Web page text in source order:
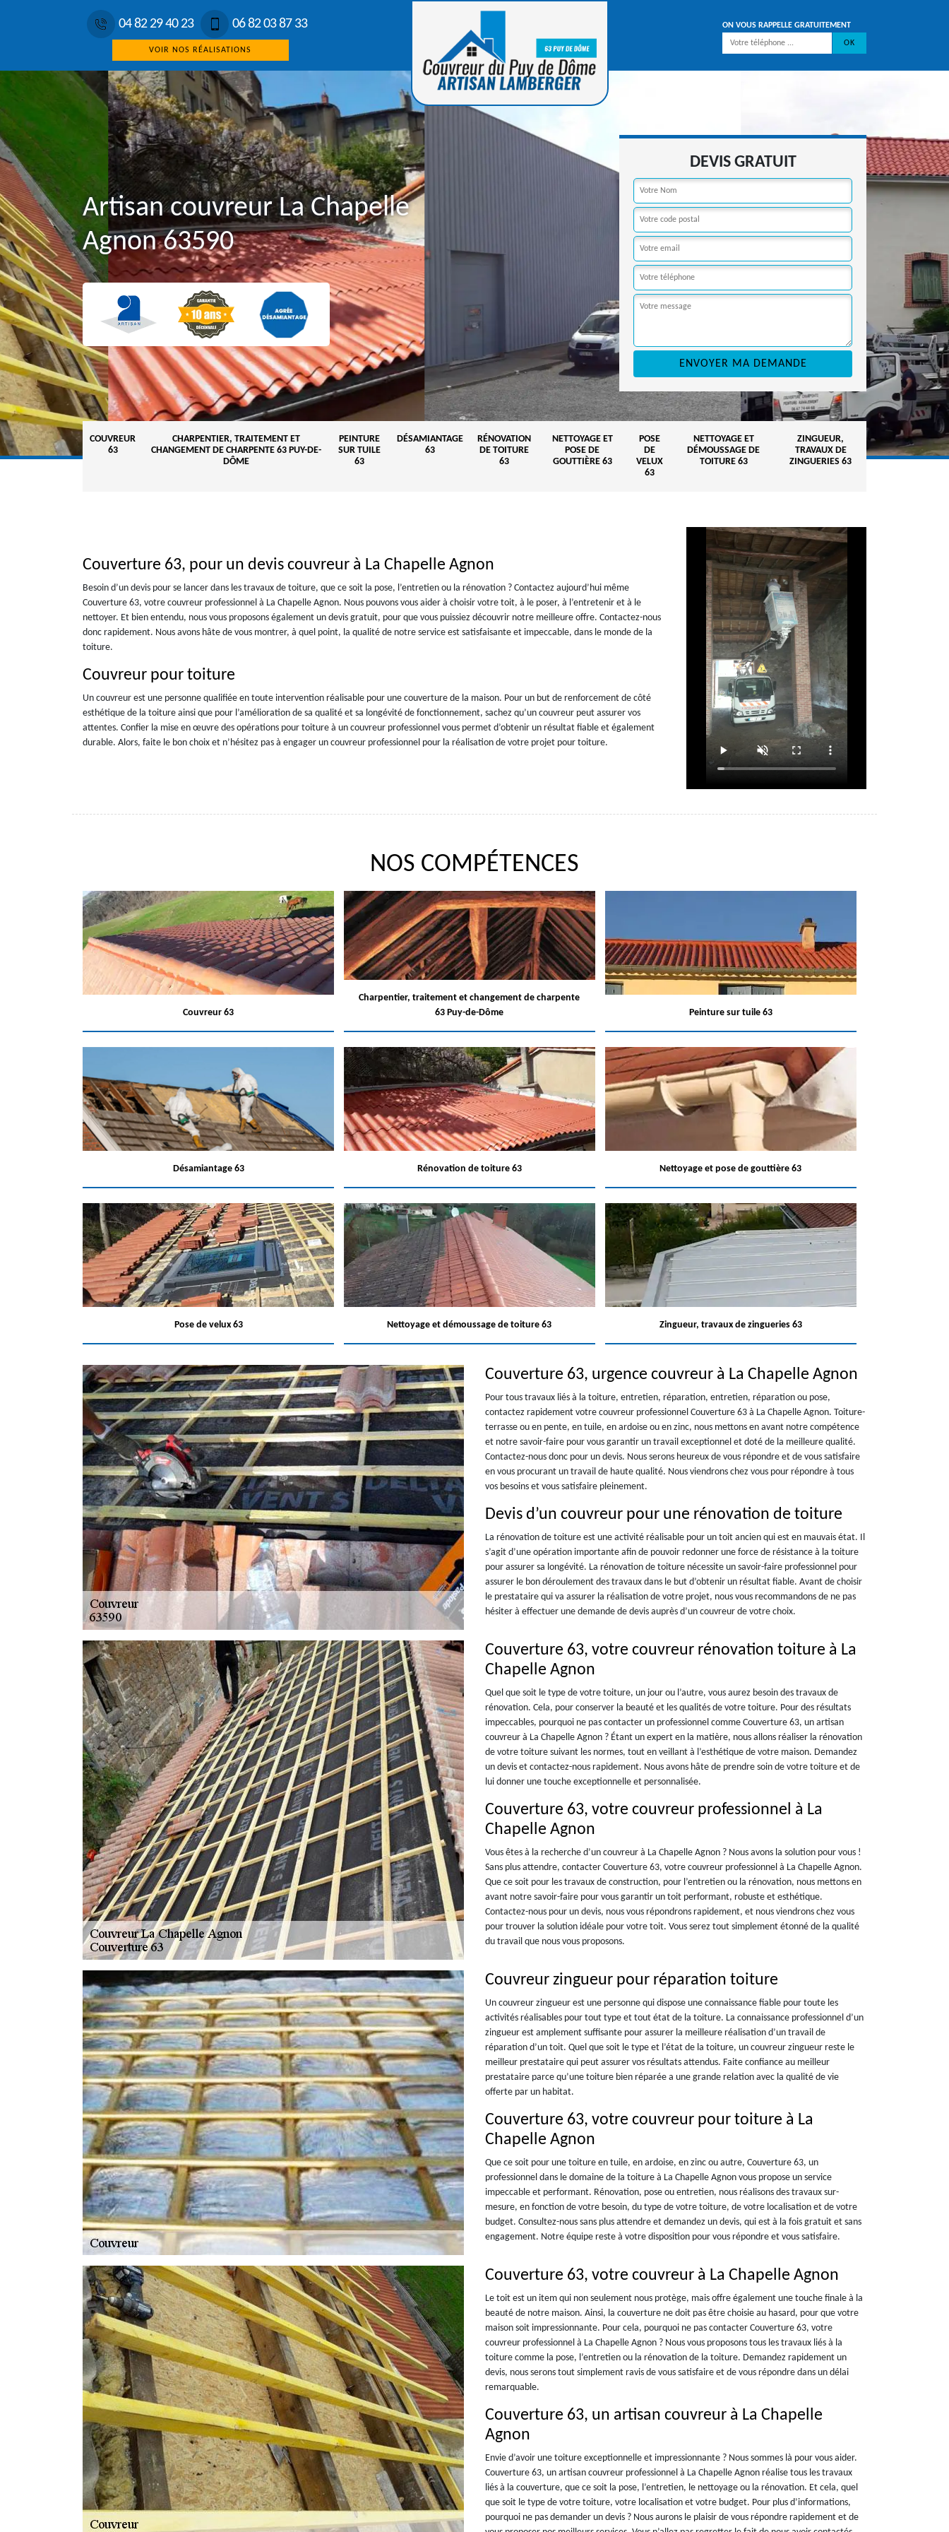
04 82 29 40 23 06 82 03 87 33
VOIR NOS RÉALISATIONS
ON VOUS RAPPELLE GRATUITEMENT
Artisan couvreur La Chapelle
Agnon 63590
DEVIS GRATUIT
COUVREUR
63
CHARPENTIER, TRAITEMENT ET
CHANGEMENT DE CHARPENTE 63 PUY-DE-
DÔME
PEINTURE
SUR TUILE
63
DÉSAMIANTAGE
63
RÉNOVATION
DE TOITURE
63
NETTOYAGE ET
POSE DE
GOUTTIÈRE 63
POSE
DE
VELUX
63
NETTOYAGE ET
DÉMOUSSAGE DE
TOITURE 63
ZINGUEUR,
TRAVAUX DE
ZINGUERIES 63
Couverture 63, pour un devis couvreur à La Chapelle Agnon
Besoin d’un devis pour se lancer dans les travaux de toiture, que ce soit la pose, l’entretien ou la rénovation ? Contactez aujourd’hui même
Couverture 63, votre couvreur professionnel à La Chapelle Agnon. Nous pouvons vous aider à choisir votre toit, à le poser, à l’entretenir et à le
nettoyer. Et bien entendu, nous vous proposons également un devis gratuit, pour que vous puissiez découvrir notre meilleure offre. Contactez-nous
donc rapidement. Nous avons hâte de vous montrer, à quel point, la qualité de notre service est satisfaisante et impeccable, dans le monde de la
toiture.
Couvreur pour toiture
Un couvreur est une personne qualifiée en toute intervention réalisable pour une couverture de la maison. Pour un but de renforcement de côté
esthétique de la toiture ainsi que pour l’amélioration de sa qualité et sa longévité de fonctionnement, sachez qu’un couvreur peut assurer vos
attentes. Confier la mise en œuvre des opérations pour toiture à un couvreur professionnel vous permet d’obtenir un résultat fiable et également
durable. Alors, faite le bon choix et n’hésitez pas à engager un couvreur professionnel pour la réalisation de votre projet pour toiture.
NOS COMPÉTENCES
Couvreur 63
Charpentier, traitement et changement de charpente
63 Puy-de-Dôme
Peinture sur tuile 63
Désamiantage 63 Rénovation de toiture 63 Nettoyage et pose de gouttière 63
Pose de velux 63 Nettoyage et démoussage de toiture 63 Zingueur, travaux de zingueries 63
Couverture 63, urgence couvreur à La Chapelle Agnon
Pour tous travaux liés à la toiture, entretien, réparation, entretien, réparation ou pose,
contactez rapidement votre couvreur professionnel Couverture 63 à La Chapelle Agnon. Toiture-
terrasse ou en pente, en tuile, en ardoise ou en zinc, nous mettons en avant notre compétence
et notre savoir-faire pour vous garantir un travail exceptionnel et doté de la meilleure qualité.
Contactez-nous donc pour un devis. Nous serons heureux de vous répondre et de vous satisfaire
en vous procurant un travail de haute qualité. Nous viendrons chez vous pour répondre à tous
vos besoins et vous satisfaire pleinement.
Devis d’un couvreur pour une rénovation de toiture
La rénovation de toiture est une activité réalisable pour un toit ancien qui est en mauvais état. Il
s’agit d’une opération importante afin de pouvoir redonner une force de résistance à la toiture
pour assurer sa longévité. La rénovation de toiture nécessite un savoir-faire professionnel pour
assurer le bon déroulement des travaux dans le but d’obtenir un résultat fiable. Avant de choisir
le prestataire qui va assurer la réalisation de votre projet, nous vous recommandons de ne pas
hésiter à effectuer une demande de devis auprès d’un couvreur de votre choix.
Couverture 63, votre couvreur rénovation toiture à La
Chapelle Agnon
Quel que soit le type de votre toiture, un jour ou l’autre, vous aurez besoin des travaux de
rénovation. Cela, pour conserver la beauté et les qualités de votre toiture. Pour des résultats
impeccables, pourquoi ne pas contacter un professionnel comme Couverture 63, un artisan
couvreur à La Chapelle Agnon ? Étant un expert en la matière, nous allons réaliser la rénovation
de votre toiture suivant les normes, tout en veillant à l’esthétique de votre maison. Demandez
un devis et contactez-nous rapidement. Nous avons hâte de prendre soin de votre toiture et de
lui donner une touche exceptionnelle et personnalisée.
Couverture 63, votre couvreur professionnel à La
Chapelle Agnon
Vous êtes à la recherche d’un couvreur à La Chapelle Agnon ? Nous avons la solution pour vous !
Sans plus attendre, contacter Couverture 63, votre couvreur professionnel à La Chapelle Agnon.
Que ce soit pour les travaux de construction, pour l’entretien ou la rénovation, nous mettons en
avant notre savoir-faire pour vous garantir un toit performant, robuste et esthétique.
Contactez-nous pour un devis, nous vous répondrons rapidement, et nous viendrons chez vous
pour trouver la solution idéale pour votre toit. Vous serez tout simplement étonné de la qualité
du travail que nous vous proposons.
Couvreur zingueur pour réparation toiture
Un couvreur zingueur est une personne qui dispose une connaissance fiable pour toute les
activités réalisables pour tout type et tout état de la toiture. La connaissance professionnel d’un
zingueur est amplement suffisante pour assurer la meilleure réalisation d’un travail de
réparation d’un toit. Quel que soit le type et l’état de la toiture, un couvreur zingueur reste le
meilleur prestataire qui peut assurer vos résultats attendus. Faite confiance au meilleur
prestataire parce qu’une toiture bien réparée a une grande relation avec la qualité de vie
offerte par un habitat.
Couverture 63, votre couvreur pour toiture à La
Chapelle Agnon
Que ce soit pour une toiture en tuile, en ardoise, en zinc ou autre, Couverture 63, un
professionnel dans le domaine de la toiture à La Chapelle Agnon vous propose un service
impeccable et performant. Rénovation, pose ou entretien, nous réalisons des travaux sur-
mesure, en fonction de votre besoin, du type de votre toiture, de votre localisation et de votre
budget. Consultez-nous sans plus attendre et demandez un devis, qui est à la fois gratuit et sans
engagement. Notre équipe reste à votre disposition pour vous répondre et vous satisfaire.
Couverture 63, votre couvreur à La Chapelle Agnon
Le toit est un item qui non seulement nous protège, mais offre également une touche finale à la
beauté de notre maison. Ainsi, la couverture ne doit pas être choisie au hasard, pour que votre
maison soit impressionnante. Pour cela, pourquoi ne pas contacter Couverture 63, votre
couvreur professionnel à La Chapelle Agnon ? Nous vous proposons tous les travaux liés à la
toiture comme la pose, l’entretien ou la rénovation de la toiture. Demandez rapidement un
devis, nous serons tout simplement ravis de vous satisfaire et de vous répondre dans un délai
remarquable.
Couverture 63, un artisan couvreur à La Chapelle
Agnon
Envie d’avoir une toiture exceptionnelle et impressionnante ? Nous sommes là pour vous aider.
Couverture 63, un artisan couvreur professionnel à La Chapelle Agnon réalise tous les travaux
liés à la couverture, que ce soit la pose, l’entretien, le nettoyage ou la rénovation. Et cela, quel
que soit le type de votre toiture, votre localisation et votre budget. Pour plus d’informations,
pourquoi ne pas demander un devis ? Nous aurons le plaisir de vous répondre rapidement et de